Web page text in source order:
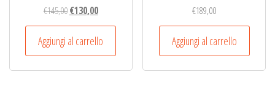
€145,00Il
prezzo
originale
era:
€145,00.
€130,00Il
prezzo
attuale
è:
€130,00.
Aggiungi al carrello
€189,00
Aggiungi al carrello